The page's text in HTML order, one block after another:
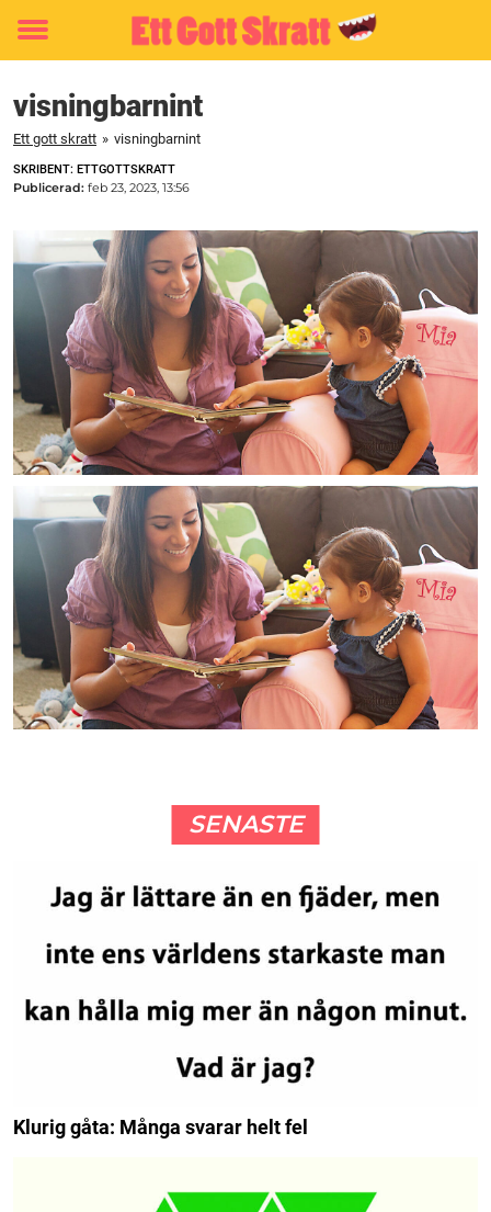
Toggle
visningbarnint
Ett gott skratt » visningbarnint
SKRIBENT: ETTGOTTSKRATT
Publicerad: feb 23, 2023, 13:56
SENASTE
Klurig gåta: Många svarar helt fel